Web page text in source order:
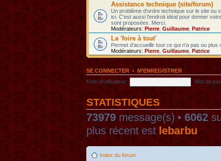
Assistance technique (site/forum)
Un problème d'ordre technique sur le site ou
ici. C'est aussi l'endroit idéal pour donner
sont proposées. Merci.
Modérateurs: Pierre Guillaume Patrice
La 'foire à tout'
Permet d'accueillir tout ce qui n'a pas ou
Modérateurs: Pierre Guillaume Patrice
SE CONNECTER•M’ENREGISTRER
Nom d’utilisateur:
Mot de
STATISTIQUES
73979message(s) •6062
plus récent estlebarbu
Index du forum